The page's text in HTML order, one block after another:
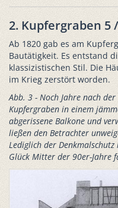
2. Kupfergraben 5
Ab 1820 gab es am
Bautätigkeit. Es entstand
klassizistischen Stil. Die
im Krieg zerstört worden.
Abb. 3 - Noch Jahre nach
Kupfergraben in einem
abgerissene Balkone und
ließen den Betrachter
Lediglich der
Glück Mitter der 90er-Jahre